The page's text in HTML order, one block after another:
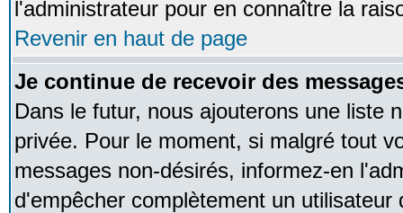
l'administrateur pour en connaître la
Revenir en haut de page
Je continue de recevoir des
Dans le futur, nous ajouterons une liste
privée. Pour le moment, si malgré tout
messages non-désirés, informez-en
d'empêcher complètement un